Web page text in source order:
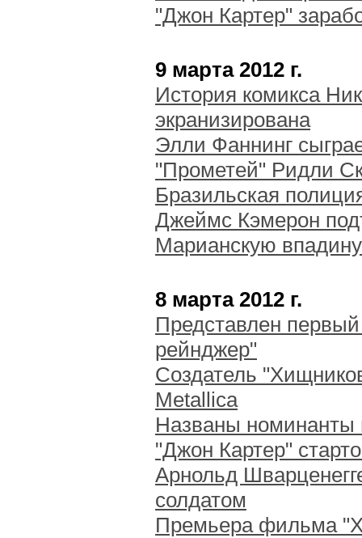
"Джон Картер"
9 марта 2012 г.
История комикса
экранизирована
Элли Фаннинг
"Прометей" Ридли
Бразильская
Джеймс Кэмерон
Марианскую впадину
8 марта 2012 г.
Представлен
рейнджер"
Создатель
Metallica
Названы
"Джон Картер"
Арнольд
солдатом
Премьера фильма